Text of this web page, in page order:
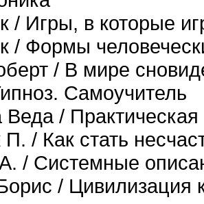
/ Игры, в которые
/ Формы
/ В мире
Самоучитель
Веда /
П. / Как стать
/ Системные
/ Цивилизация